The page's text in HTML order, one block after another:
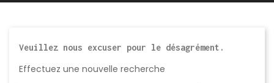
Veuillez nous excuser pour le désagrément.
Effectuez une nouvelle recherche